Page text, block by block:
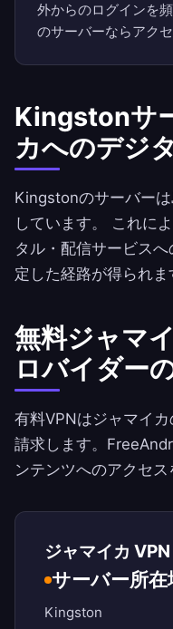
外からのログインを
のサーバーならアク
Kingstonサ
カへのデジ
Kingstonのサーバー
しています。 これに
タル・配信サービス
定した経路が得られま
無料ジャマ
ロバイダー
有料VPNはジャマイ
請求します。
ンテンツへのアクセス
ジャマイカ
サーバー所在
Kingston